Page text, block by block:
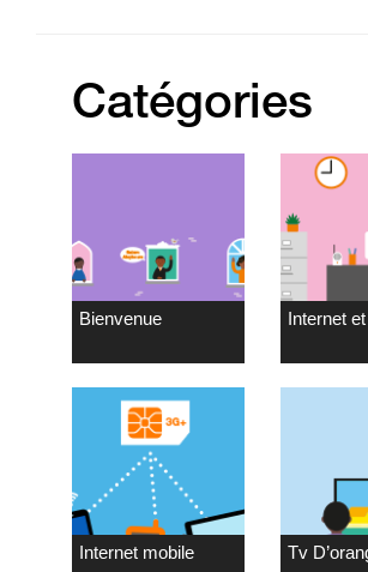
Catégories
Bienvenue Internet
Internet mobile Tv